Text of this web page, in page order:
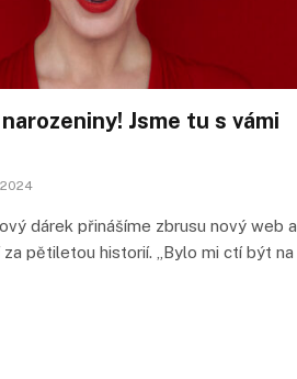
Jsme tu s vámi
dárek přinášíme zbrusu nový web a
pětiletou historií. „Bylo mi ctí být na